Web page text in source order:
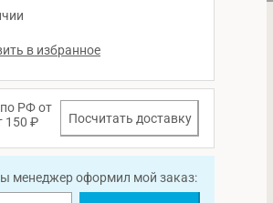
РФ от
150 ₽
Посчитать доставку
менеджер оформил мой заказ: